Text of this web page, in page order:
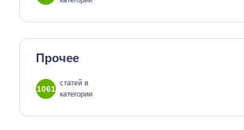
Прочее
1061
статей в
категории